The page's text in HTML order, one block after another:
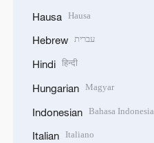
Hausa Hausa
Hebrew עברית
Hindi हिन्दी
Hungarian Magyar
Indonesian Bahasa Indonesia
Italian Italiano